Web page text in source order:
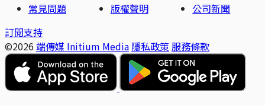
常見問題
版權聲明
公司新聞
訂閱支持
©2026 端傳媒 Initium Media 隱私政策 服務條款